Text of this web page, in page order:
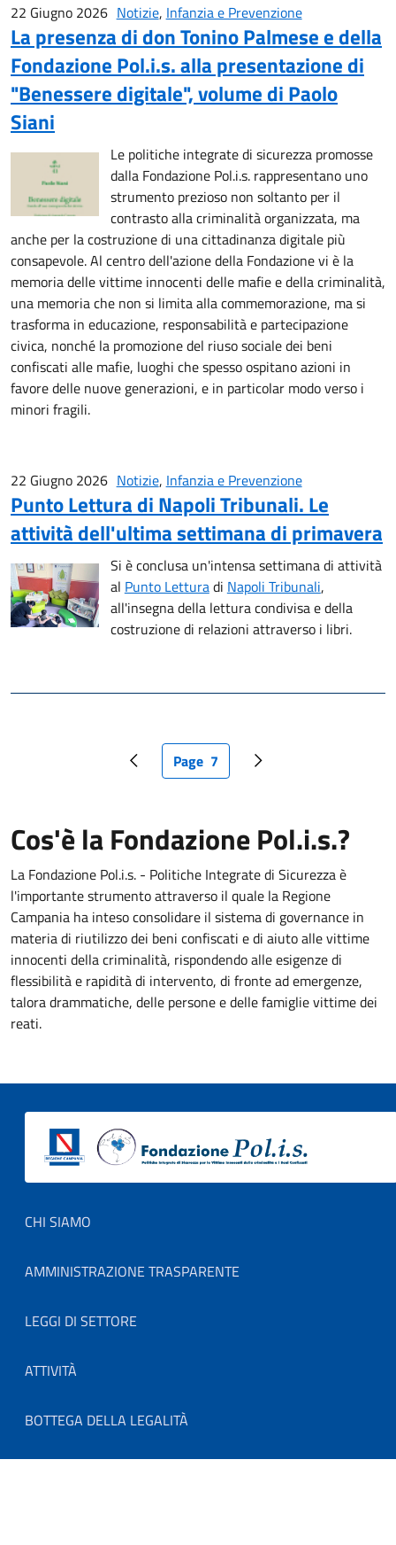
22 Giugno 2026 Notizie, Infanzia e Prevenzione
La presenza di don Tonino Palmese e della
Fondazione Pol.i.s. alla presentazione di
"Benessere digitale", volume di Paolo
Siani
Le politiche integrate di sicurezza promosse
dalla Fondazione Pol.i.s. rappresentano uno
strumento prezioso non soltanto per il
contrasto alla criminalità organizzata, ma
anche per la costruzione di una cittadinanza digitale più
consapevole. Al centro dell'azione della Fondazione vi è la
memoria delle vittime innocenti delle mafie e della criminalità,
una memoria che non si limita alla commemorazione, ma si
trasforma in educazione, responsabilità e partecipazione
civica, nonché la promozione del riuso sociale dei beni
confiscati alle mafie, luoghi che spesso ospitano azioni in
favore delle nuove generazioni, e in particolar modo verso i
minori fragili.
22 Giugno 2026 Notizie, Infanzia e Prevenzione
Punto Lettura di Napoli Tribunali. Le
attività dell'ultima settimana di primavera
Si è conclusa un'intensa settimana di attività
al Punto Letturadi Napoli Tribunali,
all'insegna della lettura condivisa e della
costruzione di relazioni attraverso i libri.
Pagina precedente
Pagina attuale
Page 7 Pagina successiva
Cos'è la Fondazione Pol.i.s.?
La Fondazione Pol.i.s. - Politiche Integrate di Sicurezza è
l'importante strumento attraverso il quale la Regione
Campania ha inteso consolidare il sistema di governance in
materia di riutilizzo dei beni confiscati e di aiuto alle vittime
innocenti della criminalità, rispondendo alle esigenze di
flessibilità e rapidità di intervento, di fronte ad emergenze,
talora drammatiche, delle persone e delle famiglie vittime dei
reati.
Footer menu
CHI SIAMO
AMMINISTRAZIONE TRASPARENTE
LEGGI DI SETTORE
ATTIVITÀ
BOTTEGA DELLA LEGALITÀ